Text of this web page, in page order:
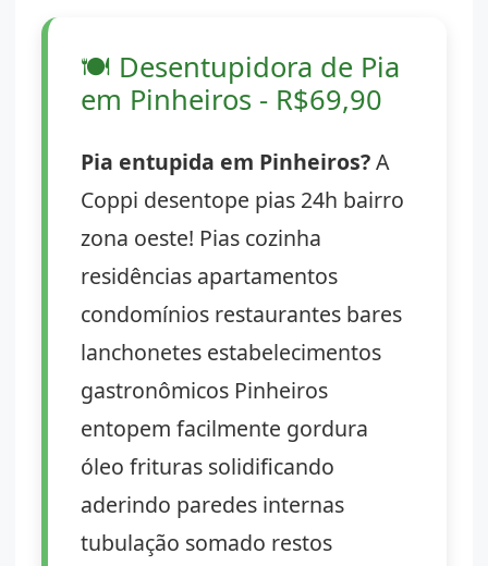
🍽️ Desentupidora de Pia
em Pinheiros - R$69,90
Pia entupida em Pinheiros?A
Coppi desentope pias 24h bairro
zona oeste! Pias cozinha
residências apartamentos
condomínios restaurantes bares
lanchonetes estabelecimentos
gastronômicos Pinheiros
entopem facilmente gordura
óleo frituras solidificando
aderindo paredes internas
tubulação somado restos